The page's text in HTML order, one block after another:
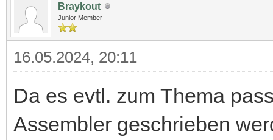
Braykout
Junior Member
16.05.2024, 20:11
Da es evtl. zum Thema
Assembler geschrieben